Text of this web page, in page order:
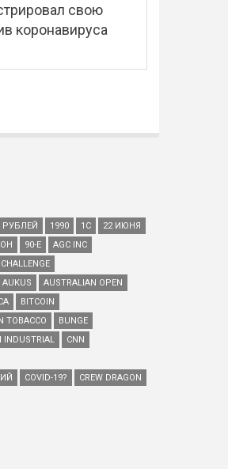
свою
коронавируса
РУБЛЕЙ 1990 1С
22 ИЮНЯ
90-Е
AGC INC
AUKUS
AUSTRALIAN OPEN
BITCOIN
TOBACCO
BUNGE
INDUSTRIAL
CNN
COVID-19?
CREW DRAGON